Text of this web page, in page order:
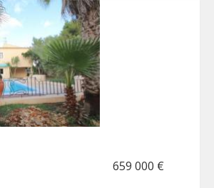
659 000 €